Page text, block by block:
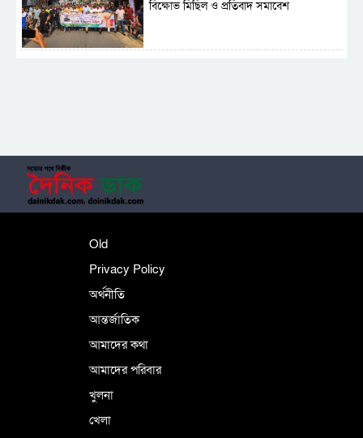
বিক্ষোভ মিছিল ও প্রতিবাদ সমাবেশ
Old
Privacy Policy
অর্থনীতি
আন্তর্জাতিক
আমাদের কথা
আমাদের পরিবার
খুলনা
খেলা